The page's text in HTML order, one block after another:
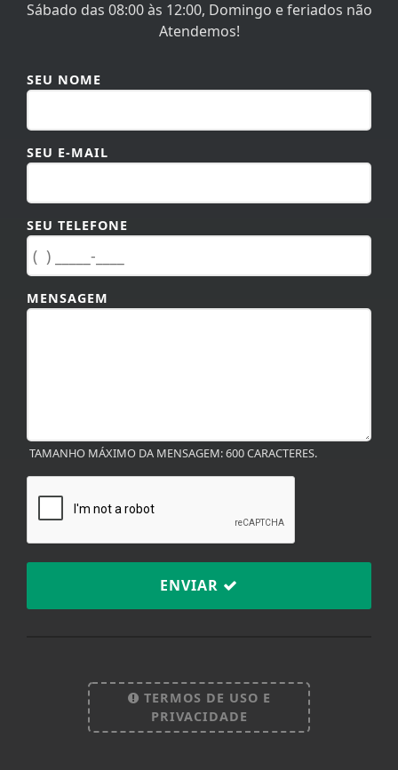
Sábado das 08:00 às 12:00, Domingo e feriados não
Atendemos!
SEU NOME
SEU E-MAIL
SEU TELEFONE
MENSAGEM
TAMANHO MÁXIMO DA MENSAGEM: 600 CARACTERES.
ENVIAR
TERMOS DE USO E
PRIVACIDADE
experiência de navegação. Ao continuar o acesso,
entendemos que você concorda com nossos Termos
de Uso e Privacidade.